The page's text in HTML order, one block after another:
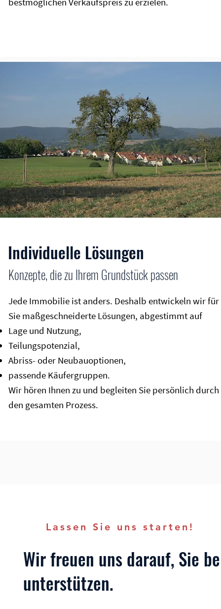
Individuelle Lösungen
Konzepte, die zu Ihrem Grundstück passen
Jede Immobilie ist anders. Deshalb entwickeln wir für
Sie maßgeschneiderte Lösungen, abgestimmt auf
Lage und Nutzung,
Teilungspotenzial,
Abriss- oder Neubauoptionen,
passende Käufergruppen.
Wir hören Ihnen zu und begleiten Sie persönlich durch
den gesamten Prozess.
Lassen Sie uns starten!
Wir freuen uns darauf, Sie
unterstützen.